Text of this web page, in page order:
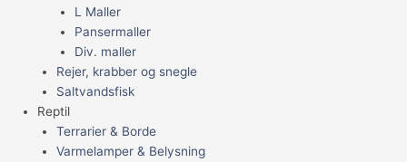
L Maller
Pansermaller
Div. maller
Rejer, krabber og snegle
Saltvandsfisk
Reptil
Terrarier & Borde
Varmelamper & Belysning